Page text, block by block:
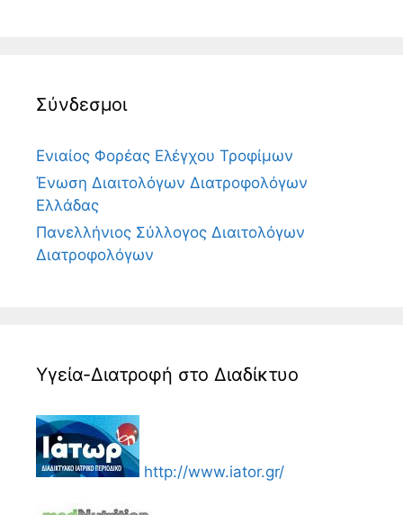
Σύνδεσμοι
Ενιαίος Φορέας Ελέγχου Τροφίμων
Ένωση Διαιτολόγων Διατροφολόγων
Ελλάδας
Πανελλήνιος Σύλλογος Διαιτολόγων
Διατροφολόγων
Υγεία-Διατροφή στο Διαδίκτυο
http://www.iator.gr/